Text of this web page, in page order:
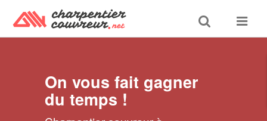
Toggle
search
Toggle
On vous fait gagner
du temps !